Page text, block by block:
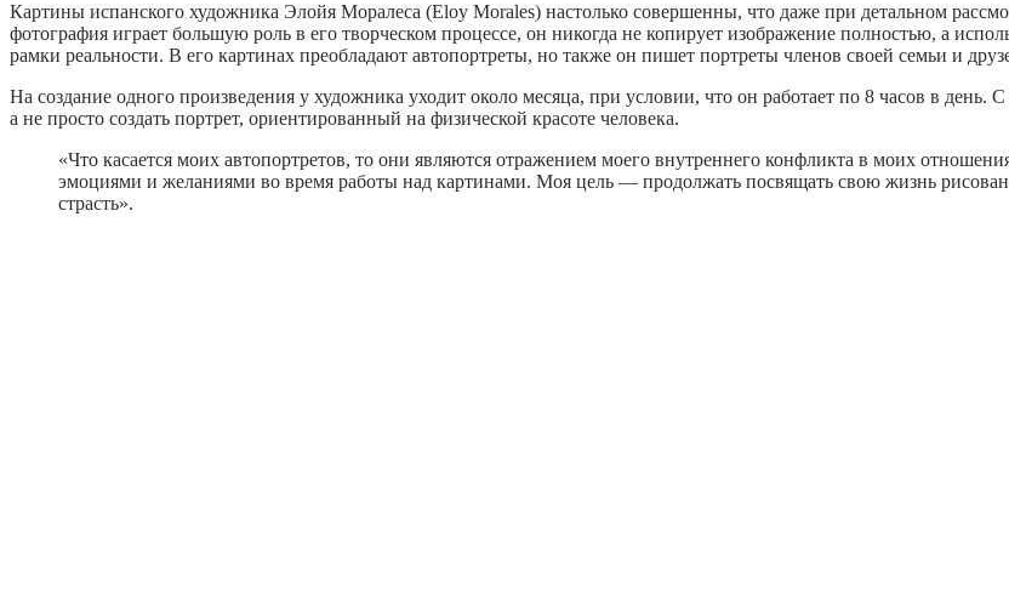
Картины испанского художника Элойя Моралеса (Eloy Morales) настолько совершенны, что даже при детальном
фотография играет большую роль в его творческом процессе, он никогда не копирует изображение полностью, а
рамки реальности. В его картинах преобладают автопортреты, но также он пишет портреты членов своей семьи и
На создание одного произведения у художника уходит около месяца, при условии, что он работает по 8 часов в
а не просто создать портрет, ориентированный на физической красоте человека.
«Что касается моих автопортретов, то они являются отражением моего внутреннего конфликта в моих
эмоциями и желаниями во время работы над картинами. Моя цель — продолжать посвящать свою жизнь
страсть».